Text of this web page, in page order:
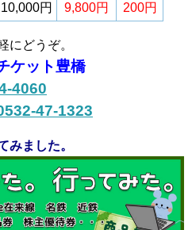
10,000円 9,800円 200円
にどうぞ。
ケット豊橋
4060
47-1323
みました。